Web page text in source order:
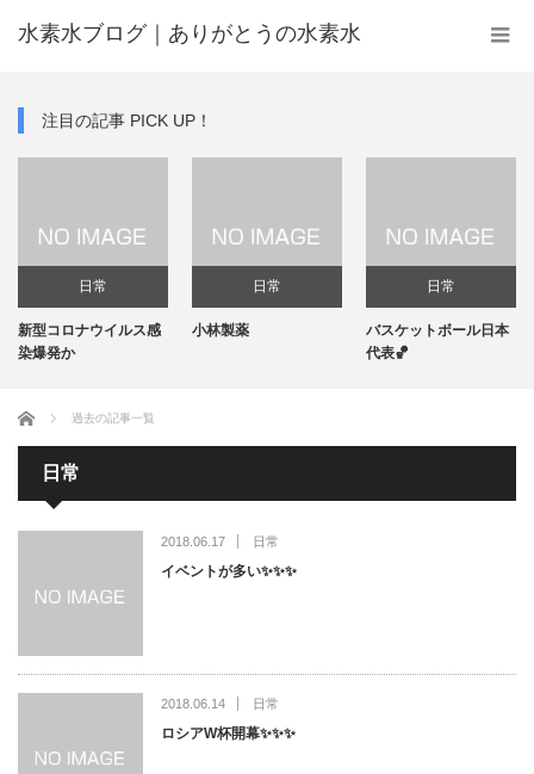
水素水ブログ｜ありがとうの水素水
注目の記事 PICK UP！
日常
新型コロナウイルス感
染爆発か
日常
小林製薬
日常
バスケットボール日本
代表🏀
ホーム 過去の記事一覧
日常
2018.06.17 日常
イベントが多い✨✨✨
2018.06.14 日常
ロシアW杯開幕✨✨✨